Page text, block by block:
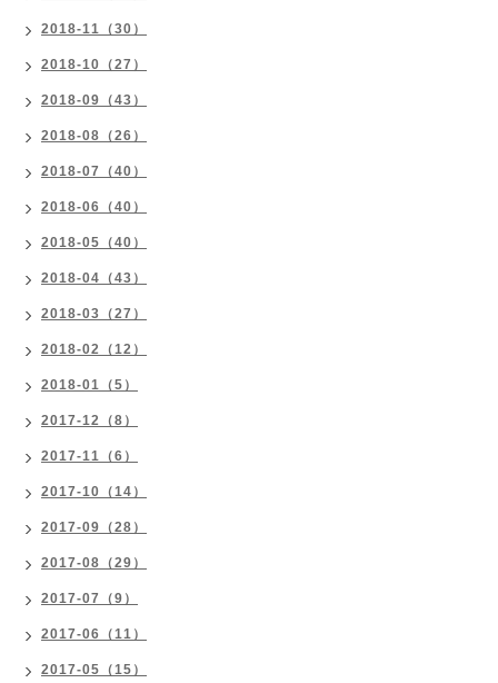
2018-11（30）
2018-10（27）
2018-09（43）
2018-08（26）
2018-07（40）
2018-06（40）
2018-05（40）
2018-04（43）
2018-03（27）
2018-02（12）
2018-01（5）
2017-12（8）
2017-11（6）
2017-10（14）
2017-09（28）
2017-08（29）
2017-07（9）
2017-06（11）
2017-05（15）